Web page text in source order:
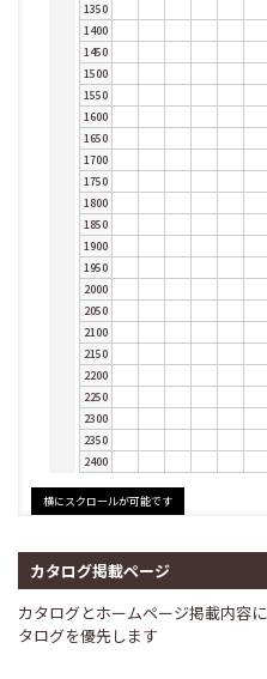
1350
1400
1450
1500
1550
1600
1650
1700
1750
1800
1850
1900
1950
2000
2050
2100
2150
2200
2250
2300
2350
2400
カタログ掲載ページ
カタログとホームページ掲載内容
タログを優先します